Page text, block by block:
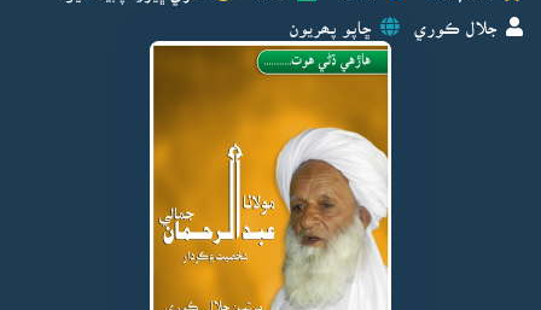
جلال ڪوري ڇاپو پھريون